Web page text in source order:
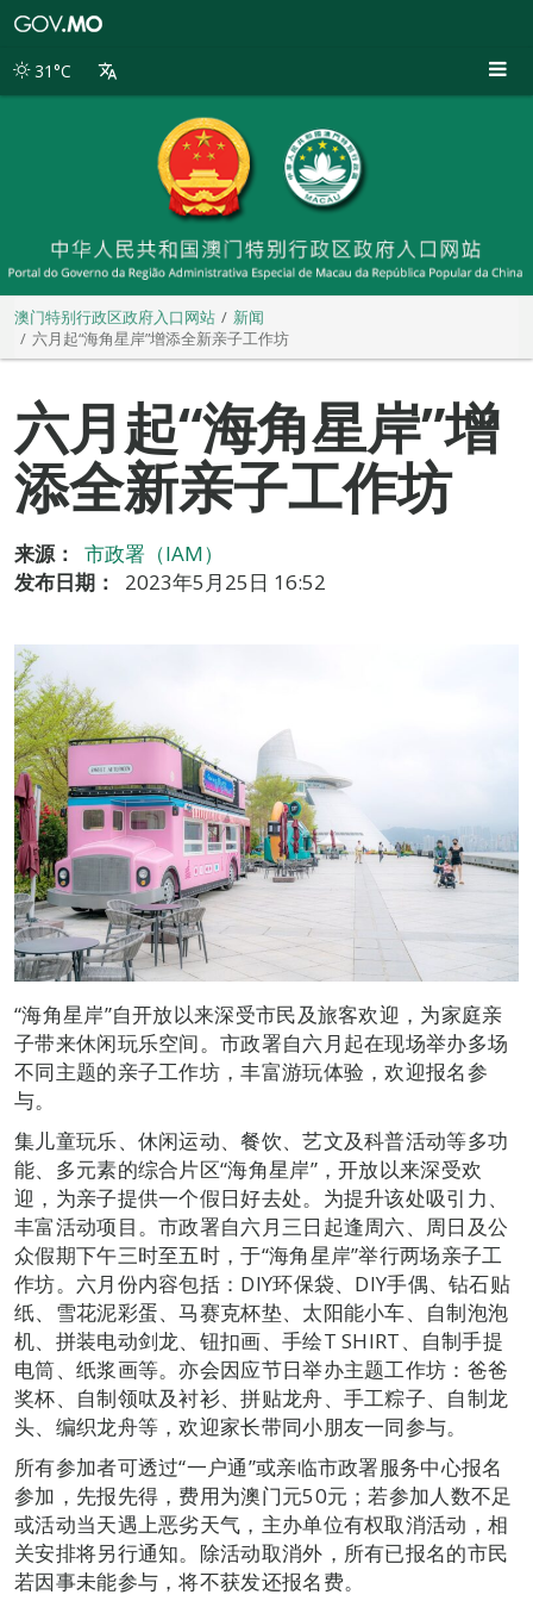
别
31°C
澳门特别行政区政府入口网站
新闻
六月起“海角星岸”增添全新亲子工作坊
六月起“海角星岸”增
添全新亲子工作坊
来源：
市政署（IAM）
发布日期：
2023年5月25日 16:52
“海角星岸”自开放以来深受市民及旅客欢迎，为家庭亲
子带来休闲玩乐空间。市政署自六月起在现场举办多场
不同主题的亲子工作坊，丰富游玩体验，欢迎报名参
与。
集儿童玩乐、休闲运动、餐饮、艺文及科普活动等多功
能、多元素的综合片区“海角星岸”，开放以来深受欢
迎，为亲子提供一个假日好去处。为提升该处吸引力、
丰富活动项目。市政署自六月三日起逢周六、周日及公
众假期下午三时至五时，于“海角星岸”举行两场亲子工
作坊。六月份内容包括：DIY环保袋、DIY手偶、钻石贴
纸、雪花泥彩蛋、马赛克杯垫、太阳能小车、自制泡泡
机、拼装电动剑龙、钮扣画、手绘T SHIRT、自制手提
电筒、纸浆画等。亦会因应节日举办主题工作坊：爸爸
奖杯、自制领呔及衬衫、拼贴龙舟、手工粽子、自制龙
头、编织龙舟等，欢迎家长带同小朋友一同参与。
所有参加者可透过“一户通”或亲临市政署服务中心报名
参加，先报先得，费用为澳门元50元；若参加人数不足
或活动当天遇上恶劣天气，主办单位有权取消活动，相
关安排将另行通知。除活动取消外，所有已报名的市民
若因事未能参与，将不获发还报名费。